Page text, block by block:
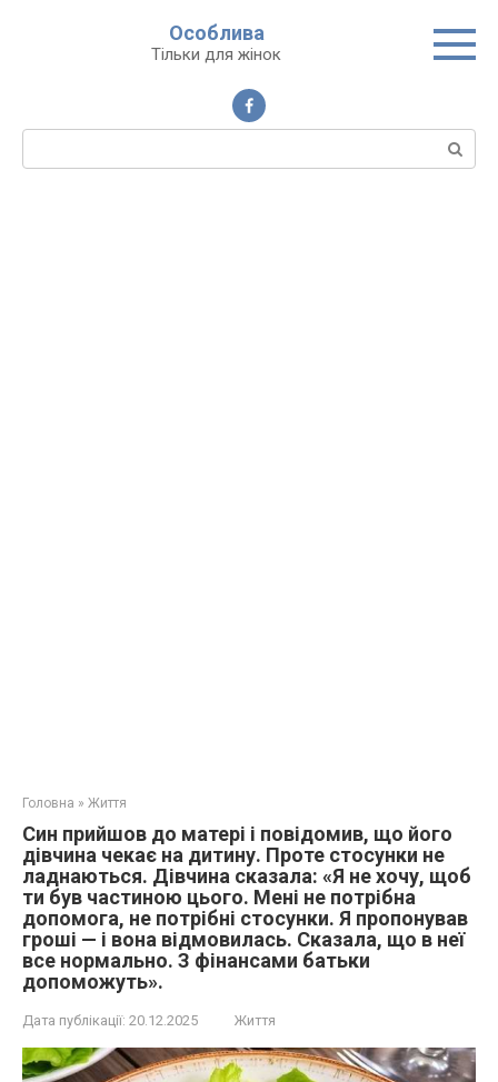
Особлива
Тільки для жінок
Пошук:
Головна » Життя
Син прийшов до матері і повідомив, що його
дівчина чекає на дитину. Проте стосунки не
ладнаються. Дівчина сказала: «Я не хочу, щоб
ти був частиною цього. Мені не потрібна
допомога, не потрібні стосунки. Я пропонував
гроші — і вона відмовилась. Сказала, що в неї
все нормально. З фінансами батьки
допоможуть».
Дата публікації: 20.12.2025 Життя